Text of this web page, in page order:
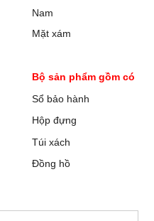
Nam
Mặt xám
Bộ sản phẩm gồm có
Sổ bảo hành
Hộp đựng
Túi xách
Đồng hồ